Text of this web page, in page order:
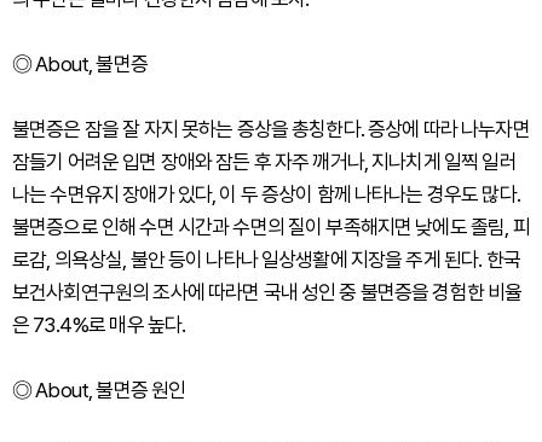
◎ About, 불면증
불면증은 잠을 잘 자지 못하는 증상을 총칭한다. 증상에 따라 나누자면
잠들기 어려운 입면 장애와 잠든 후 자주 깨거나, 지나치게 일찍 일러
나는 수면유지 장애가 있다, 이 두 증상이 함께 나타나는 경우도 많다.
불면증으로 인해 수면 시간과 수면의 질이 부족해지면 낮에도 졸림, 피
로감, 의욕상실, 불안 등이 나타나 일상생활에 지장을 주게 된다. 한국
보건사회연구원의 조사에 따라면 국내 성인 중 불면증을 경험한 비율
은 73.4%로 매우 높다.
◎ About, 불면증 원인